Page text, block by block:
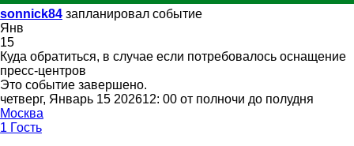
sonnick84 запланировал событие
Янв
15
Куда обратиться, в случае если потребовалось оснащение
пресс-центров
Это событие завершено.
четверг, Январь 15 202612: 00 от полночи до полудня
Москва
1 Гость